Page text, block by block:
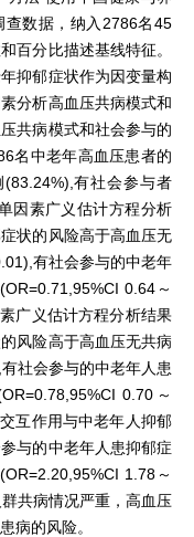
数据，纳入2786名45
百分比描述基线特征。
抑郁症状作为因变量构
分析高血压共病模式和
共病模式和社会参与的
名中老年高血压患者的
有社会参与者
因素广义估计方程分析
状的风险高于高血压无
有社会参与的中老年
0.64～
广义估计方程分析结果
风险高于高血压无共病
社会参与的中老年人患
0.70～
互作用与中老年人抑郁
与的中老年人患抑郁症
1.78～
共病情况严重，高血压
病的风险。